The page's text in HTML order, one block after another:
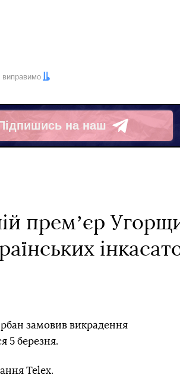
на наш
премʼєр
замовив викрадення
5 березня.
Telex.